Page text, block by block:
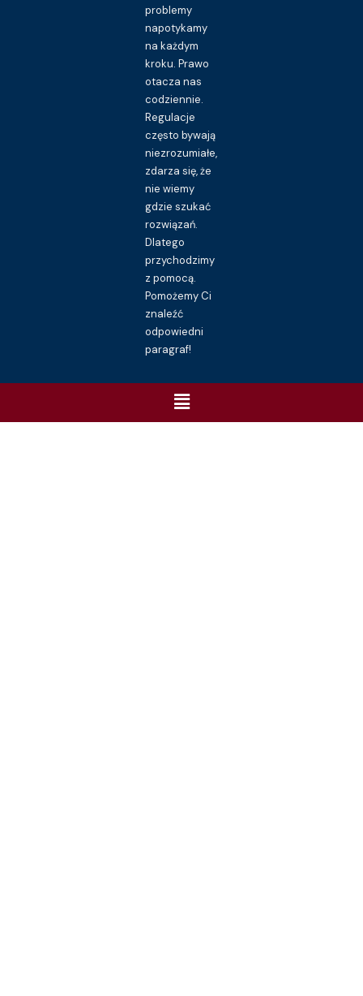
problemy
napotykamy
na każdym
kroku. Prawo
otacza nas
codziennie.
Regulacje
często bywają
niezrozumiałe,
zdarza się, że
nie wiemy
gdzie szukać
rozwiązań.
Dlatego
przychodzimy
z pomocą.
Pomożemy Ci
znaleźć
odpowiedni
paragraf!
Menu